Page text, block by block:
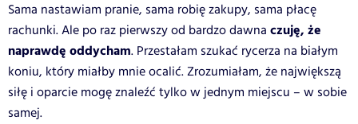
Sama nastawiam pranie, sama robię zakupy, sama płacę
rachunki. Ale po raz pierwszy od bardzo dawna czuję, że
naprawdę oddycham. Przestałam szukać rycerza na białym
koniu, który miałby mnie ocalić. Zrozumiałam, że największą
siłę i oparcie mogę znaleźć tylko w jednym miejscu – w sobie
samej.